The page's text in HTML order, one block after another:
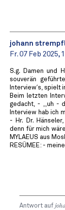
johann
Fr. 07 Feb 2025,
S.g. Damen und
souverän
Interview´s, spielt
Beim letzten
gedacht, - ,,uh -
Interview hab ich
- Hr. Dr.
denn für mich
MYLAEUS aus
RESÜMEE: -
Antwort auf